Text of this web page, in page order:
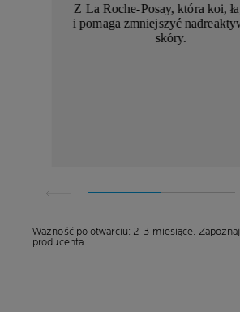
Z La Roche-Posay, która koi,
i pomaga zmniejszyć
skóry.
Ważność po otwarciu: 2-3 miesiące.
producenta.